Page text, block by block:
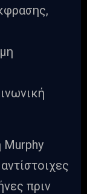
Murphy
πριν